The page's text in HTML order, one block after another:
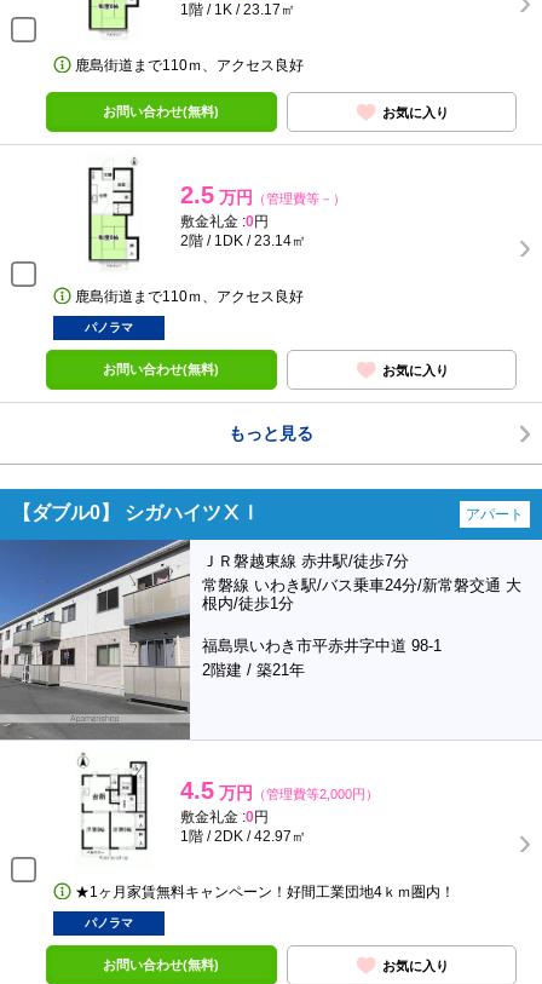
1階 / 1K / 23.17㎡
鹿島街道まで110ｍ、アクセス良好
お問い合わせ(無料) お気に入り
2.5 万円 （管理費等－）
敷金礼金 :0円
2階 / 1DK / 23.14㎡
鹿島街道まで110ｍ、アクセス良好
パノラマ
お問い合わせ(無料) お気に入り
もっと見る
【ダブル0】 シガハイツⅩⅠ アパート
ＪＲ磐越東線 赤井駅/徒歩7分
常磐線 いわき駅/バス乗車24分/新常磐交通 大
根内/徒歩1分
福島県いわき市平赤井字中道 98-1
2階建 / 築21年
4.5 万円 （管理費等2,000円）
敷金礼金 :0円
1階 / 2DK / 42.97㎡
★1ヶ月家賃無料キャンペーン！好間工業団地4ｋｍ圏内！
パノラマ
お問い合わせ(無料) お気に入り